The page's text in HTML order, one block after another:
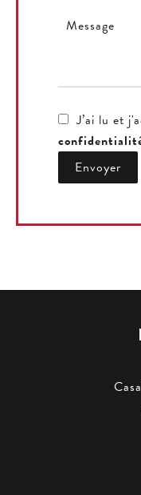
J’ai lu et
Envoyer